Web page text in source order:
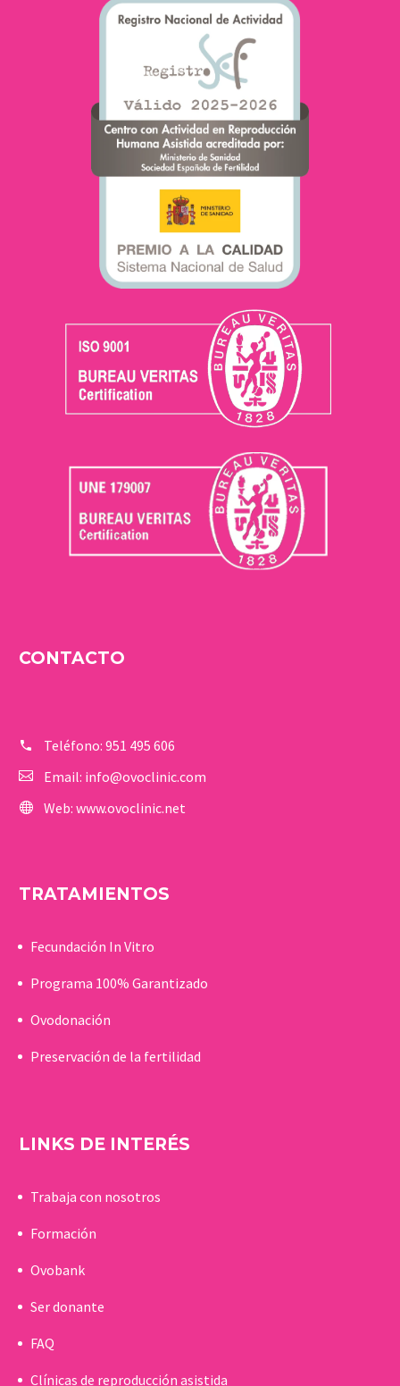
CONTACTO
Teléfono: 951 495 606
Email: info@ovoclinic.com
Web: www.ovoclinic.net
TRATAMIENTOS
Fecundación In Vitro
Programa 100% Garantizado
Ovodonación
Preservación de la fertilidad
LINKS DE INTERÉS
Trabaja con nosotros
Formación
Ovobank
Ser donante
FAQ
Clínicas de reproducción asistida